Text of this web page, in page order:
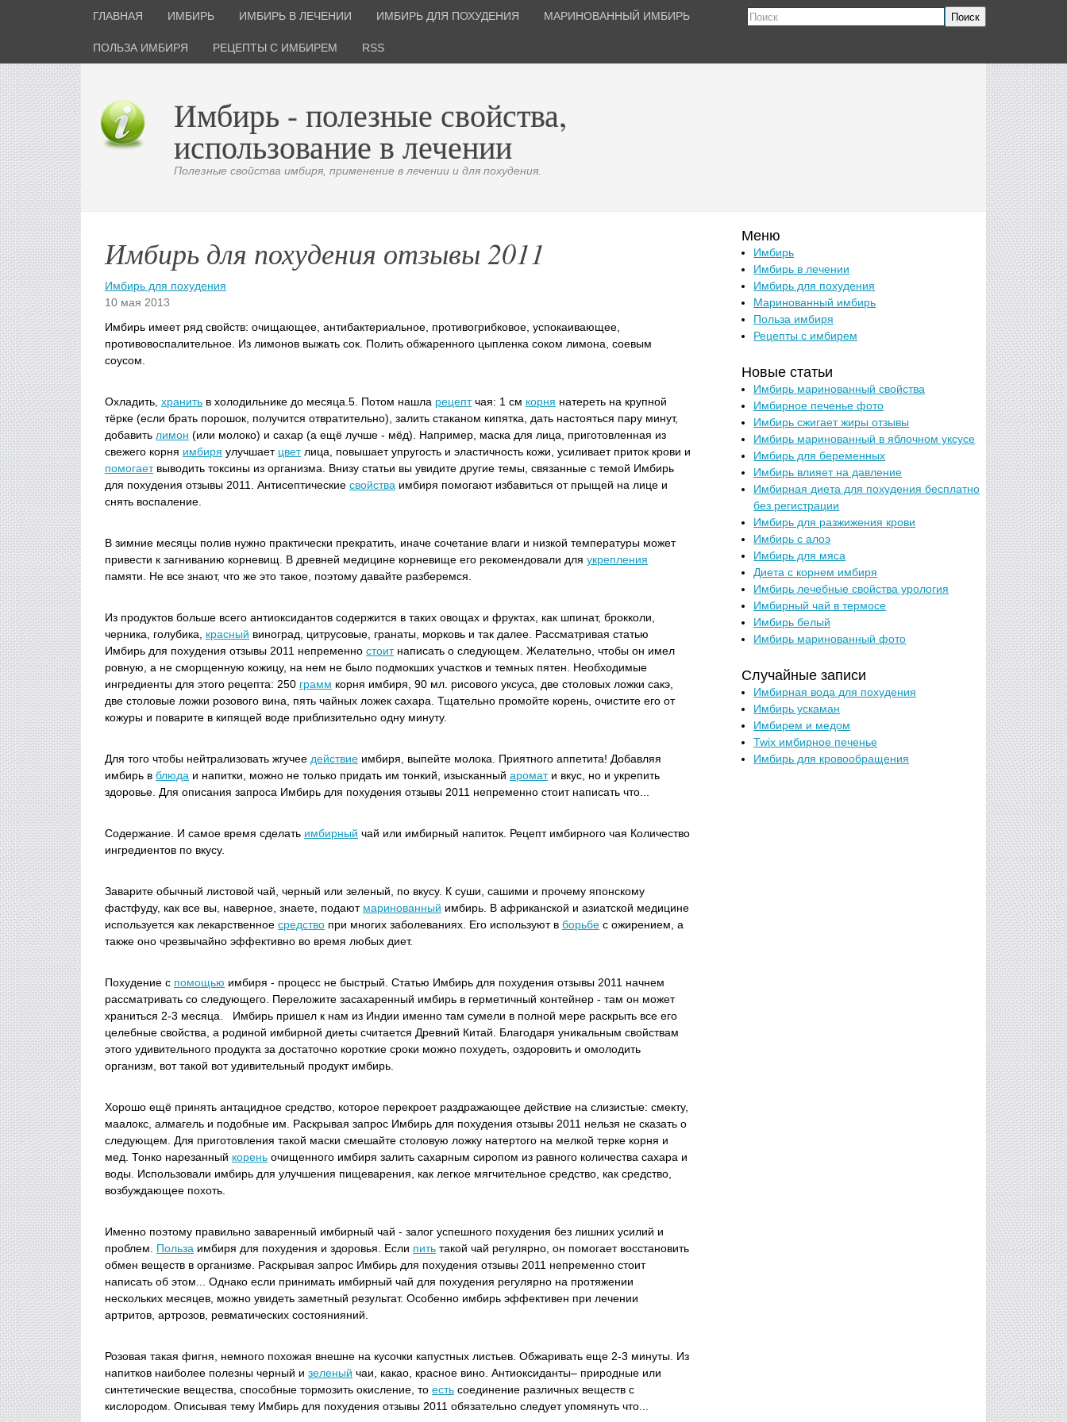
ГЛАВНАЯ ИМБИРЬ ИМБИРЬ В ЛЕЧЕНИИ ИМБИРЬ ДЛЯ ПОХУДЕНИЯ МАРИНОВАННЫЙ ИМБИРЬ
ПОЛЬЗА ИМБИРЯ РЕЦЕПТЫ С ИМБИРЕМ RSS
Поиск
Имбирь - полезные свойства,
использование в лечении
Полезные свойства имбиря, применение в лечении и для похудения.
Имбирь для похудения отзывы 2011
Имбирь для похудения
10 мая 2013
Имбирь имеет ряд свойств: очищающее, антибактериальное, противогрибковое, успокаивающее,
противовоспалительное. Из лимонов выжать сок. Полить обжаренного цыпленка соком лимона, соевым
соусом.
Охладить, хранить в холодильнике до месяца.5. Потом нашла рецептчая: 1 см корня натереть на крупной
тёрке (если брать порошок, получится отвратительно), залить стаканом кипятка, дать настояться пару минут,
добавить лимон (или молоко) и сахар (а ещё лучше - мёд).
Например, маска для лица, приготовленная из
свежего корня имбиря улучшает цветлица, повышает упругость и эластичность кожи, усиливает приток крови и
помогаетвыводить токсины из организма. Внизу статьи вы увидите другие темы, связанные с темой Имбирь
для похудения отзывы 2011. Антисептические свойства имбиря помогают избавиться от прыщей на лице и
снять воспаление.
В зимние месяцы полив нужно практически прекратить, иначе сочетание влаги и низкой температуры может
привести к загниванию корневищ. В древней медицине корневище его рекомендовали для укрепления
памяти. Не все знают, что же это такое, поэтому давайте разберемся.
Из продуктов больше всего антиоксидантов содержится в таких овощах и фруктах, как шпинат, брокколи,
черника, голубика, красный виноград, цитрусовые, гранаты, морковь и так далее. Рассматривая статью
Имбирь для похудения отзывы 2011 непременно стоитнаписать о следующем. Желательно, чтобы он имел
ровную, а не сморщенную кожицу, на нем не было подмокших участков и темных пятен. Необходимые
ингредиенты для этого рецепта: 250 грамм корня имбиря, 90 мл. рисового уксуса, две столовых ложки сакэ,
две столовые ложки розового вина, пять чайных ложек сахара. Тщательно промойте корень, очистите его от
кожуры и поварите в кипящей воде приблизительно одну минуту.
Для того чтобы нейтрализовать жгучее действие имбиря, выпейте молока. Приятного аппетита! Добавляя
имбирь в блюда и напитки, можно не только придать им тонкий, изысканный аромати вкус, но и укрепить
здоровье. Для описания запроса Имбирь для похудения отзывы 2011 непременно стоит написать что...
Содержание. И самое время сделать имбирный чай или имбирный напиток. Рецепт имбирного чая Количество
ингредиентов по вкусу.
Заварите обычный листовой чай, черный или зеленый, по вкусу. К суши, сашими и прочему японскому
фастфуду, как все вы, наверное, знаете, подают маринованный имбирь. В африканской и азиатской медицине
используется как лекарственное средство при многих заболеваниях. Его используют в борьбе с ожирением, а
также оно чрезвычайно эффективно во время любых диет.
Похудение с помощью имбиря - процесс не быстрый. Статью Имбирь для похудения отзывы 2011 начнем
рассматривать со следующего. Переложите засахаренный имбирь в герметичный контейнер - там он может
храниться 2-3 месяца. Имбирь пришел к нам из Индии именно там сумели в полной мере раскрыть все его
целебные свойства, а родиной имбирной диеты считается Древний Китай. Благодаря уникальным свойствам
этого удивительного продукта за достаточно короткие сроки можно похудеть, оздоровить и омолодить
организм, вот такой вот удивительный продукт имбирь.
Хорошо ещё принять антацидное средство, которое перекроет раздражающее действие на слизистые: смекту,
маалокс, алмагель и подобные им. Раскрывая запрос Имбирь для похудения отзывы 2011 нельзя не сказать о
следующем. Для приготовления такой маски смешайте столовую ложку натертого на мелкой терке корня и
мед. Тонко нарезанный корень очищенного имбиря залить сахарным сиропом из равного количества сахара и
воды. Использовали имбирь для улучшения пищеварения, как легкое мягчительное средство, как средство,
возбуждающее похоть.
Именно поэтому правильно заваренный имбирный чай - залог успешного похудения без лишних усилий и
проблем. Польза имбиря для похудения и здоровья. Если пить такой чай регулярно, он помогает восстановить
обмен веществ в организме. Раскрывая запрос Имбирь для похудения отзывы 2011 непременно стоит
написать об этом... Однако если принимать имбирный чай для похудения регулярно на протяжении
нескольких месяцев, можно увидеть заметный результат. Особенно имбирь эффективен при лечении
артритов, артрозов, ревматических состоянияний.
Розовая такая фигня, немного похожая внешне на кусочки капустных листьев. Обжаривать еще 2-3 минуты. Из
напитков наиболее полезны черный и зеленый чаи, какао, красное вино. Антиоксиданты– природные или
синтетические вещества, способные тормозить окисление, то есть соединение различных веществ с
кислородом. Описывая тему Имбирь для похудения отзывы 2011 обязательно следует упомянуть что...
Меню
Имбирь
Имбирь в лечении
Имбирь для похудения
Маринованный имбирь
Польза имбиря
Рецепты с имбирем
Новые статьи
Имбирь маринованный свойства
Имбирное печенье фото
Имбирь сжигает жиры отзывы
Имбирь маринованный в яблочном уксусе
Имбирь для беременных
Имбирь влияет на давление
Имбирная диета для похудения бесплатно
без регистрации
Имбирь для разжижения крови
Имбирь с алоэ
Имбирь для мяса
Диета с корнем имбиря
Имбирь лечебные свойства урология
Имбирный чай в термосе
Имбирь белый
Имбирь маринованный фото
Случайные записи
Имбирная вода для похудения
Имбирь ускаман
Имбирем и медом
Twix имбирное печенье
Имбирь для кровообращения